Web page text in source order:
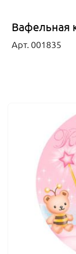
Вафельная
Арт. 001835